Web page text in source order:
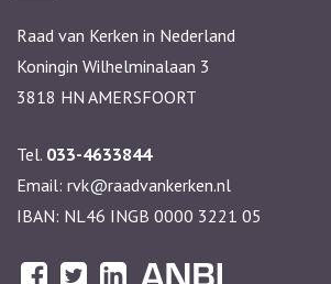
Raad van Kerken in Nederland
Koningin Wilhelminalaan 3
3818 HN AMERSFOORT
Tel. 033-4633844
Email: rvk@raadvankerken.nl
IBAN: NL46 INGB 0000 3221 05